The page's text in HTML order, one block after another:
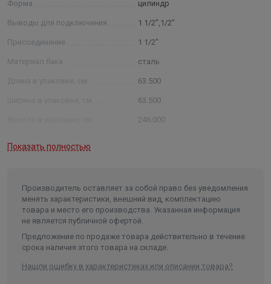
Форма цилиндр
Выводы для подключения 1 1/2",1/2"
Присоединение 1 1/2"
Материал бака сталь
Длина в упаковке, см. 63.500
63.500
246.000
Показать полностью
Производитель оставляет за собой право без уведомления
менять характеристики, внешний вид, комплектацию
товара и место его производства. Указанная информация
не является публичной офертой.
Предложение по продаже товара действительно в течение
срока наличия этого товара на складе.
Нашли ошибку в характеристиках или описании товара?